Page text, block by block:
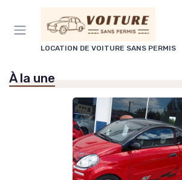
LOCATION DE VOITURE SANS PERMIS
À la une